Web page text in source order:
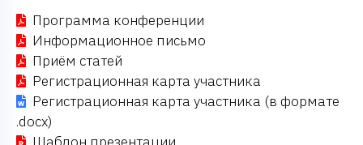
Программа конференции
Информационное письмо
Приём статей
Регистрационная карта участника
Регистрационная карта участника (в формате
.docx)